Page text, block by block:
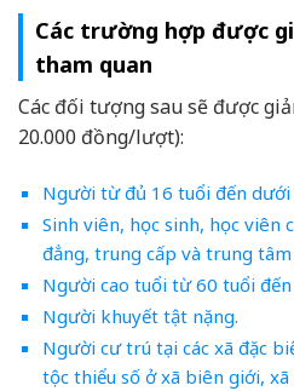
Các trường hợp được
tham quan
Các đối tượng sau sẽ được
20.000 đồng/lượt):
Người từ đủ 16 tuổi đến dưới
Sinh viên, học sinh, học viên
đẳng, trung cấp và trung
Người cao tuổi từ 60 tuổi
Người khuyết tật nặng.
Người cư trú tại các xã đặc
tộc thiểu số ở xã biên giới, xã